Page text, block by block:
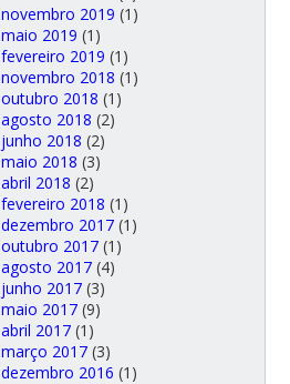
novembro 2019 (1)
maio 2019 (1)
fevereiro 2019 (1)
novembro 2018 (1)
outubro 2018 (1)
agosto 2018 (2)
junho 2018 (2)
maio 2018 (3)
abril 2018 (2)
fevereiro 2018 (1)
dezembro 2017(1)
outubro 2017(1)
agosto 2017(4)
junho 2017(3)
maio 2017(9)
abril 2017(1)
março 2017(3)
dezembro 2016 (1)